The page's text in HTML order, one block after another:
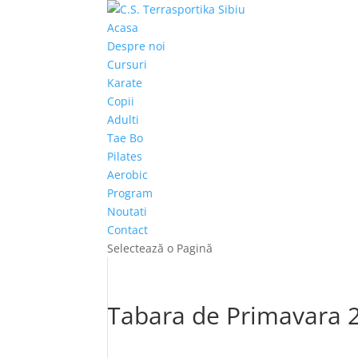
Acasa
Despre noi
Cursuri
Karate
Copii
Adulti
Tae Bo
Pilates
Aerobic
Program
Noutati
Contact
Selectează o Pagină
Tabara de Primavara